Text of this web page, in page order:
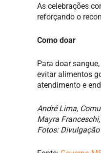
As celebrações
reforçando o
Como doar
Para doar
evitar alimentos
atendimento e
André Lima,
Mayra
Fotos: Divulgação